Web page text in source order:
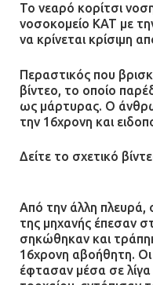
Το νεαρό κορίτσι
νοσοκομείο ΚΑΤ με
να κρίνεται κρίσιμη
Περαστικός που
βίντεο, το οποίο
ως μάρτυρας. Ο
την 16χρονη και
Δείτε το σχετικό
Από την άλλη πλευρά,
της μηχανής έπεσαν
σηκώθηκαν και
16χρονη αβοήθητη.
έφτασαν μέσα σε